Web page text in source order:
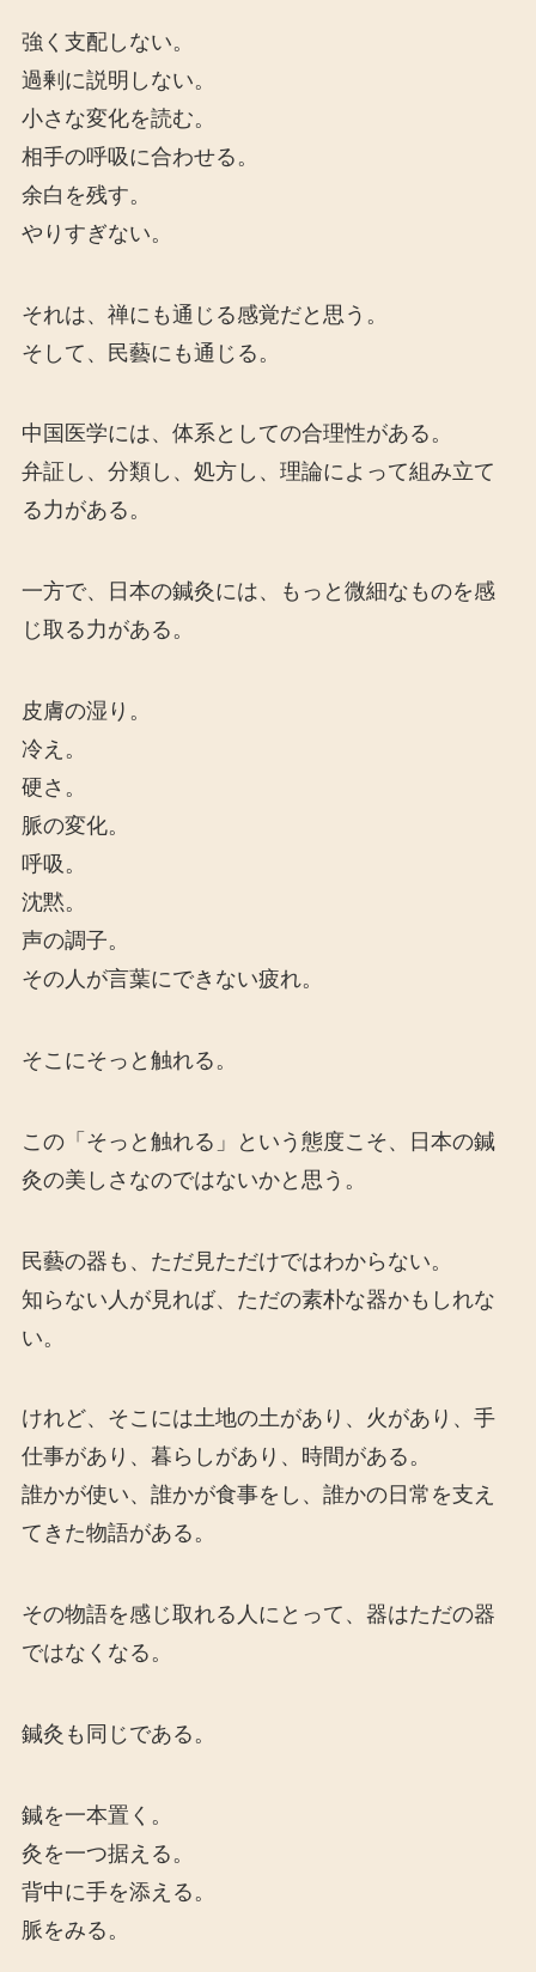
強く支配しない。
過剰に説明しない。
小さな変化を読む。
相手の呼吸に合わせる。
余白を残す。
やりすぎない。
それは、禅にも通じる感覚だと思う。
そして、民藝にも通じる。
中国医学には、体系としての合理性がある。
弁証し、分類し、処方し、理論によって組み立て
る力がある。
一方で、日本の鍼灸には、もっと微細なものを感
じ取る力がある。
皮膚の湿り。
冷え。
硬さ。
脈の変化。
呼吸。
沈黙。
声の調子。
その人が言葉にできない疲れ。
そこにそっと触れる。
この「そっと触れる」という態度こそ、日本の鍼
灸の美しさなのではないかと思う。
民藝の器も、ただ見ただけではわからない。
知らない人が見れば、ただの素朴な器かもしれな
い。
けれど、そこには土地の土があり、火があり、手
仕事があり、暮らしがあり、時間がある。
誰かが使い、誰かが食事をし、誰かの日常を支え
てきた物語がある。
その物語を感じ取れる人にとって、器はただの器
ではなくなる。
鍼灸も同じである。
鍼を一本置く。
灸を一つ据える。
背中に手を添える。
脈をみる。